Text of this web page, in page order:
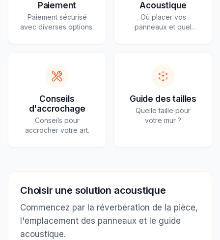
Paiement
Paiement sécurisé
avec diverses options.
Acoustique
Où placer vos
panneaux et quel
Conseils
d'accrochage
Conseils pour
accrocher votre art.
Guide des tailles
Quelle taille pour
votre mur ?
Choisir une solution acoustique
Commencez par la réverbération de la pièce,
l'emplacement des panneaux et le guide
acoustique.